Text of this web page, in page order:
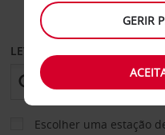
CARRO
LEVANTAR EM
Escolher uma estação
GERIR